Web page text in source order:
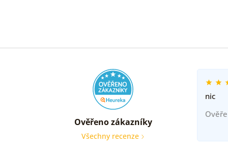
Ověřeno zákazníky
Všechny recenze
nic